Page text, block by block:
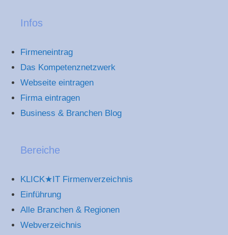
Infos
Firmeneintrag
Das Kompetenznetzwerk
Webseite eintragen
Firma eintragen
Business & Branchen Blog
Bereiche
KLICK★IT Firmenverzeichnis
Einführung
Alle Branchen & Regionen
Webverzeichnis